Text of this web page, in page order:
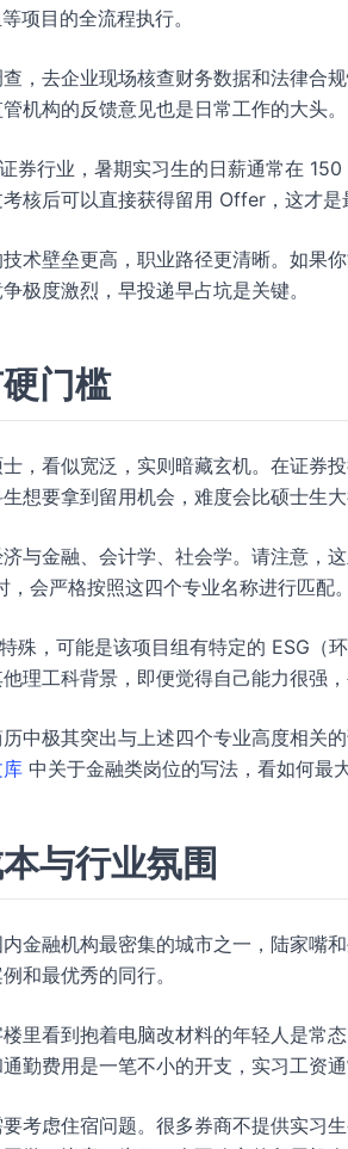
项目的全流程执行。
，去企业现场核查财务数据和法律合
机构的反馈意见也是日常工作的大头。
券行业，暑期实习生的日薪通常在
核后可以直接获得留用 Offer，这才是
术壁垒更高，职业路径更清晰。如果
极度激烈，早投递早占坑是关键。
门槛
，看似宽泛，实则暗藏玄机。在证券
想要拿到留用机会，难度会比硕士生大
与金融、会计学、社会学。请注意，
会严格按照这四个专业名称进行匹配。
殊，可能是该项目组有特定的 ESG（
理工科背景，即便觉得自己能力很强
中极其突出与上述四个专业高度相关
中关于金融类岗位的写法，看如何最
与行业氛围
金融机构最密集的城市之一，陆家嘴
和最优秀的同行。
里看到抱着电脑改材料的年轻人是常
勤费用是一笔不小的开支，实习工资通
考虑住宿问题。很多券商不提供实习